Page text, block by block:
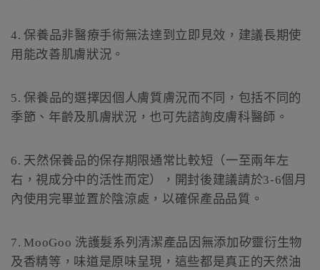
4. 保養品非醫療手術無法達到立即見效，建議長期使
用能改善肌膚狀況。
5. 保養品的選擇因個人膚質膚況而不同，包括不同的
季節、年齡及肌膚狀況，也可先諮詢皮膚科醫師。
6. 天然保養品的保存期限通常比較短（一至兩年左
右，視成分中的活性而定），開封後建議請於3-6個月
內使用完畢並置於陰涼處，以確保產品品質。
7. MooGoo 洗護髮系列清潔產品因無添加矽靈衍生物
及香精等，味道是原味呈現，這些都是真正的天然油